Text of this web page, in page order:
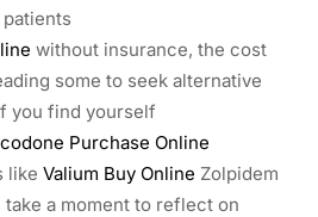
patients
without insurance, the cost
some to seek alternative
you find yourself
Purchase Online
like Valium Buy Online Zolpidem
a moment to reflect on